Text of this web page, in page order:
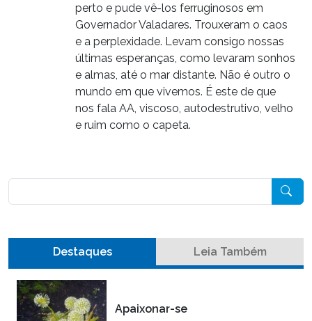
perto e pude vê-los ferruginosos em
Governador Valadares. Trouxeram o caos
e a perplexidade. Levam consigo nossas
últimas esperanças, como levaram sonhos
e almas, até o mar distante. Não é outro o
mundo em que vivemos. É este de que
nos fala AA, viscoso, autodestrutivo, velho
e ruim como o capeta.
Destaques Leia Também
Apaixonar-se